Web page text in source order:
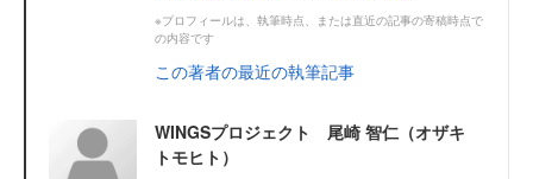
※プロフィールは、執筆時点、または直近の記事の寄稿時点で
の内容です
この著者の最近の執筆記事
WINGSプロジェクト 尾崎 智仁（オザキ
トモヒト）